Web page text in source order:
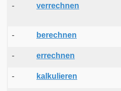
- verrechnen
- berechnen
- errechnen
- kalkulieren